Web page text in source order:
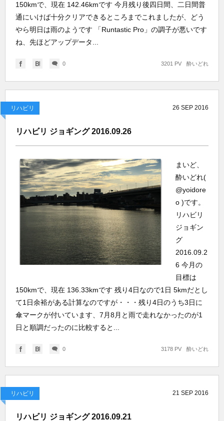
150kmで、現在 142.46kmです 今月残り後四日間、二日間普
通にいけば十分クリアできるところまでこれましたが、どう
やら明日は雨のようです 「Runtastic Pro」の調子が悪いです
ね、先ほどアップデータ...
0 酔いどれ
3201 PV
リハビリ 26 SEP 2016
リハビリ ジョギング 2016.09.26
まいど、
酔いどれ(
@yoidore
o )です。
リハビリ
ジョギン
グ
2016.09.2
6 今月の
目標は
150kmで、現在 136.33kmです 残り4日なので1日 5kmだとし
て1日余裕がある計算なのですが・・・残り4日のうち3日に
傘マークが付いています、7月8月と雨で走れなかったのが1
日と順調だったのに比較すると...
0 酔いどれ
3178 PV
リハビリ 21 SEP 2016
リハビリ ジョギング 2016.09.21